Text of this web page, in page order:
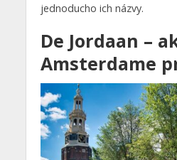
jednoducho ich názvy.
De Jordaan –
Amsterdame